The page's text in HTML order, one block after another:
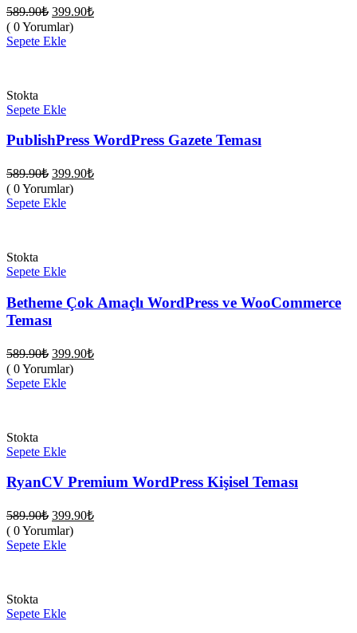
589.90₺ Orijinal
fiyat:
589.90₺.
399.90₺Şu
( 0 Yorumlar)
Sepete Ekle
Stokta
Sepete Ekle
PublishPress WordPress Gazete Teması
589.90₺ Orijinal
fiyat:
589.90₺.
399.90₺Şu
( 0 Yorumlar)
Sepete Ekle
Stokta
Sepete Ekle
Betheme Çok Amaçlı WordPress ve WooCommerce
Teması
589.90₺ Orijinal
fiyat:
589.90₺.
399.90₺Şu
( 0 Yorumlar)
Sepete Ekle
Stokta
Sepete Ekle
RyanCV Premium WordPress Kişisel Teması
589.90₺ Orijinal
fiyat:
589.90₺.
399.90₺Şu
( 0 Yorumlar)
Sepete Ekle
Stokta
Sepete Ekle